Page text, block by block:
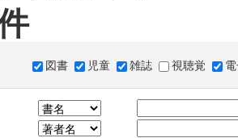
図書 児童 雑誌 視聴覚